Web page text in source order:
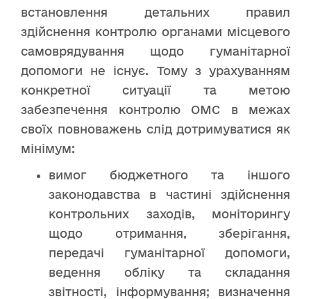
встановлення детальних правил
здійснення контролю органами місцевого
самоврядування щодо гуманітарної
допомоги не існує. Тому з урахуванням
конкретної ситуації та метою
забезпечення контролю ОМС в межах
своїх повноважень слід дотримуватися як
мінімум:
вимог бюджетного та іншого
законодавства в частині здійснення
контрольних заходів, моніторингу
щодо отримання, зберігання,
передачі гуманітарної допомоги,
ведення обліку та складання
звітності, інформування; визначення